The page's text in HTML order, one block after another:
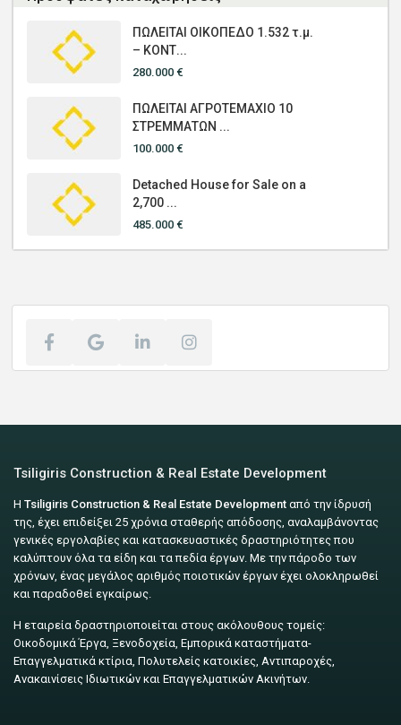
ΠΩΛΕΙΤΑΙ ΟΙΚΟΠΕΔΟ 1.532 τ.μ.
– ΚΟΝΤ...
280.000 €
ΠΩΛΕΙΤΑΙ ΑΓΡΟΤΕΜΑΧΙΟ 10
ΣΤΡΕΜΜΑΤΩΝ ...
100.000 €
Detached House for Sale on a
2,700 ...
485.000 €
Tsiligiris Construction & Real Estate Development
ΗTsiligiris Construction & Real Estate Development από την ίδρυσή
της, έχει επιδείξει 25 χρόνια σταθερής απόδοσης, αναλαμβάνοντας
γενικές εργολαβίες και κατασκευαστικές δραστηριότητες που
καλύπτουν όλα τα είδη και τα πεδία έργων. Με την πάροδο των
χρόνων, ένας μεγάλος αριθμός ποιοτικών έργων έχει ολοκληρωθεί
και παραδοθεί εγκαίρως.
Η εταιρεία δραστηριοποιείται στους ακόλουθους τομείς:
Οικοδομικά Έργα, Ξενοδοχεία, Εμπορικά καταστήματα-
Επαγγελματικά κτίρια, Πολυτελείς κατοικίες, Αντιπαροχές,
Ανακαινίσεις Ιδιωτικών και Επαγγελματικών Ακινήτων.